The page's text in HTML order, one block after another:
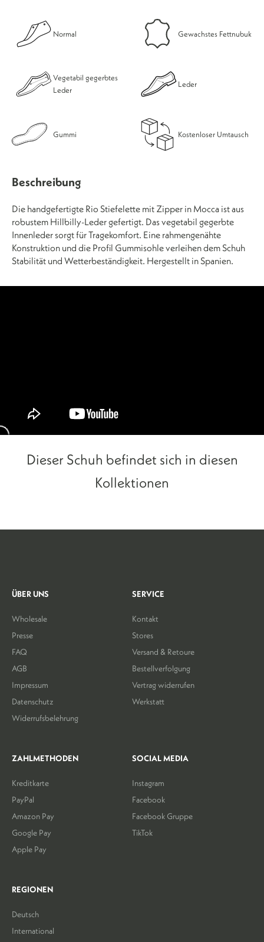
Normal Gewachstes Fettnubuk
Vegetabil gegerbtes
Leder
Leder
Gummi Kostenloser Umtausch
Beschreibung
Die handgefertigte Rio Stiefelette mit Zipper in Mocca ist aus
robustem Hillbilly-Leder gefertigt. Das vegetabil gegerbte
Innenleder sorgt für Tragekomfort. Eine rahmengenähte
Konstruktion und die Profil Gummisohle verleihen dem Schuh
Stabilität und Wetterbeständigkeit. Hergestellt in Spanien.
Dieser Schuh befindet sich in diesen
Kollektionen
ÜBER UNS
Wholesale
Presse
FAQ
AGB
Impressum
Datenschutz
Widerrufsbelehrung
SERVICE
Kontakt
Stores
Versand & Retoure
Bestellverfolgung
Vertrag widerrufen
Werkstatt
ZAHLMETHODEN
Kreditkarte
PayPal
Amazon Pay
Google Pay
Apple Pay
SOCIAL MEDIA
Instagram
Facebook
Facebook Gruppe
TikTok
REGIONEN
Deutsch
International